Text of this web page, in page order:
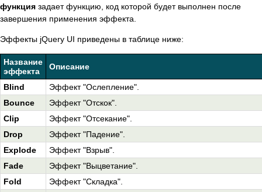
функция задает функцию, код которой будет выполнен после
завершения применения эффекта.
Эффекты jQuery UI приведены в таблице ниже:
Название
эффекта
Описание
Blind
Эффект "Ослепление".
Bounce
Эффект "Отскок".
Clip
Эффект "Отсекание".
Drop
Эффект "Падение".
Explode
Эффект "Взрыв".
Fade
Эффект "Выцветание".
Fold
Эффект "Складка".